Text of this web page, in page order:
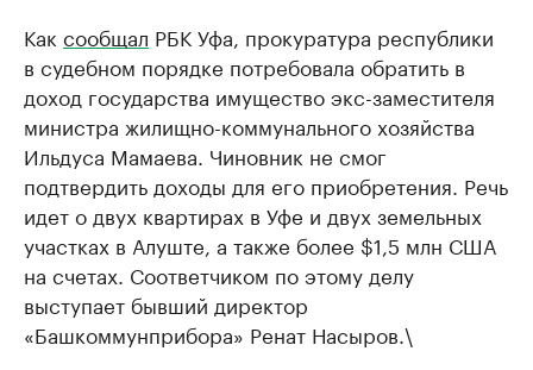
Как сообщал РБК Уфа, прокуратура республики
в судебном порядке потребовала обратить в
доход государства имущество экс-заместителя
министра жилищно-коммунального хозяйства
Ильдуса Мамаева. Чиновник не смог
подтвердить доходы для его приобретения. Речь
идет о двух квартирах в Уфе и двух земельных
участках в Алуште, а также более $1,5 млн США
на счетах. Соответчиком по этому делу
выступает бывший директор
«Башкоммунприбора» Ренат Насыров.\